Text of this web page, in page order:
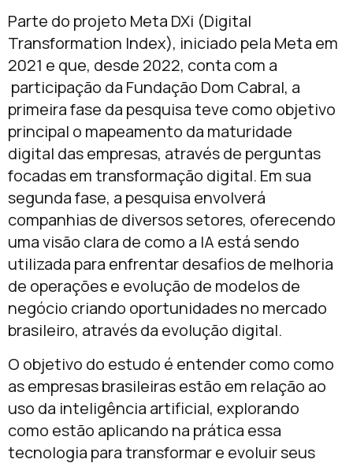
Parte do projeto Meta DXi (Digital
Transformation Index), iniciado pela Meta em
2021 e que, desde 2022, conta com a
participação da Fundação Dom Cabral, a
primeira fase da pesquisa teve como objetivo
principal o mapeamento da maturidade
digital das empresas, através de perguntas
focadas em transformação digital. Em sua
segunda fase, a pesquisa envolverá
companhias de diversos setores, oferecendo
uma visão clara de como a IA está sendo
utilizada para enfrentar desafios de melhoria
de operações e evolução de modelos de
negócio criando oportunidades no mercado
brasileiro, através da evolução digital.
O objetivo do estudo é entender como como
as empresas brasileiras estão em relação ao
uso da inteligência artificial, explorando
como estão aplicando na prática essa
tecnologia para transformar e evoluir seus